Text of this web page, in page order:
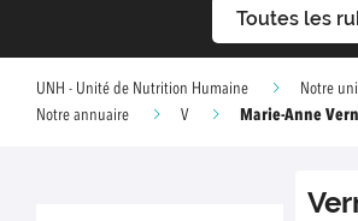
Toutes les
UNH - Unité de Nutrition Humaine
Notre
Notre annuaire
V Marie-Anne